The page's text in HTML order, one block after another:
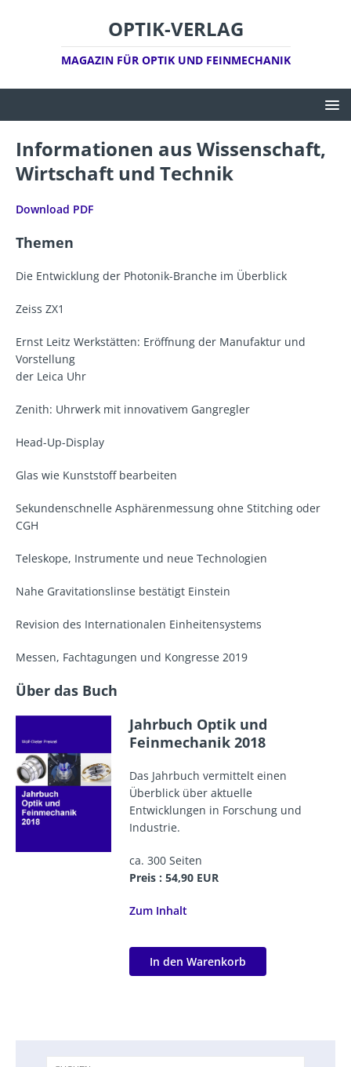
OPTIK-VERLAG
MAGAZIN FÜR OPTIK UND FEINMECHANIK
Informationen aus Wissenschaft,
Wirtschaft und Technik
Download PDF
Themen
Die Entwicklung der Photonik-Branche im Überblick
Zeiss ZX1
Ernst Leitz Werkstätten: Eröffnung der Manufaktur und
Vorstellung
der Leica Uhr
Zenith: Uhrwerk mit innovativem Gangregler
Head-Up-Display
Glas wie Kunststoff bearbeiten
Sekundenschnelle Asphärenmessung ohne Stitching oder
CGH
Teleskope, Instrumente und neue Technologien
Nahe Gravitationslinse bestätigt Einstein
Revision des Internationalen Einheitensystems
Messen, Fachtagungen und Kongresse 2019
Über das Buch
Jahrbuch Optik und
Feinmechanik 2018
Das Jahrbuch vermittelt einen
Überblick über aktuelle
Entwicklungen in Forschung und
Industrie.
ca. 300 Seiten
Preis : 54,90 EUR
Zum Inhalt
In den Warenkorb